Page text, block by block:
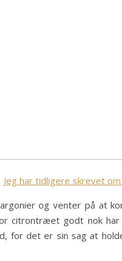
Jeg har tidligere skrevet
og venter på at
citrontræet godt nok
for det er sin sag at